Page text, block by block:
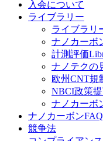
入会について
ライブラリー
ライブラリ
ナノカーボ
計測評価
ナノテクの
欧州CNT規
NBCI政策
ナノカーボ
ナノカーボンFAQ
競争法